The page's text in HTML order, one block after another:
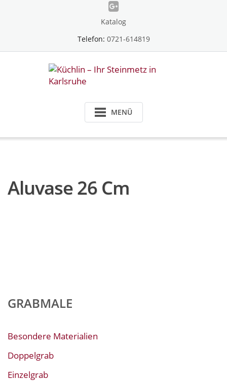
Katalog
Telefon: 0721-614819
MENÜ
Aluvase 26 Cm
GRABMALE
Besondere Materialien
Doppelgrab
Einzelgrab